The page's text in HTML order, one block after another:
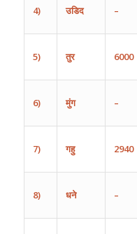
4) उडिद –
5) तुर 6000
6) मुंग –
7) गहु 2940
8) धने –